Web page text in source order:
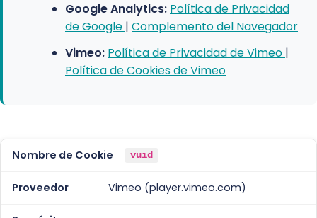
Google Analytics: Política de Privacidad
de Google | Complemento del Navegador
Vimeo: Política de Privacidad de Vimeo |
Política de Cookies de Vimeo
vuid
Vimeo (player.vimeo.com)